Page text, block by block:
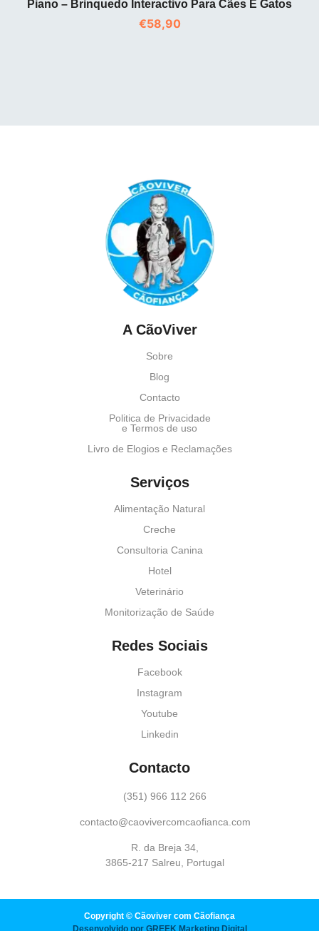
Piano – Brinquedo Interactivo Para Cães E Gatos
€58,90
A CãoViver
Sobre
Blog
Contacto
Politica de Privacidade
e Termos de uso
Livro de Elogios e Reclamações
Serviços
Alimentação Natural
Creche
Consultoria Canina
Hotel
Veterinário
Monitorização de Saúde
Redes Sociais
Facebook
Instagram
Youtube
Linkedin
Contacto
(351) 966 112 266
contacto@caovivercomcaofianca.com
R. da Breja 34,
3865-217 Salreu, Portugal
Copyright © Cãoviver com Cãofiança
Desenvolvido por GREEK Marketing Digital